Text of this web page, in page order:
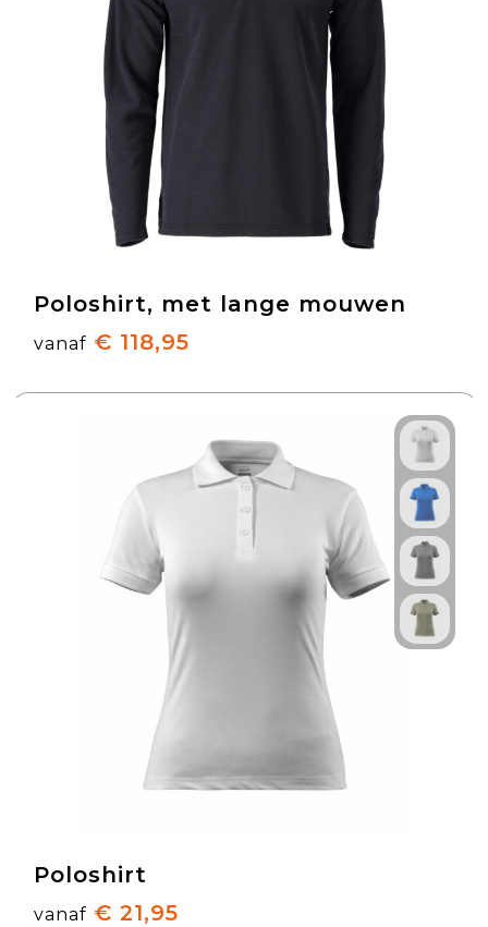
Poloshirt, met lange mouwen
vanaf € 118,95
Poloshirt
vanaf € 21,95